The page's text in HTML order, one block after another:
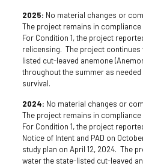
2025: No material changes or
The project remains in compliance
For Condition 1, the project
relicensing. The project
listed cut-leaved anemone
throughout the summer as
survival.
2024: No material changes or
The project remains in compliance
For Condition 1, the project
Notice of Intent and PAD on
study plan on April 12, 2024. The
water the state-listed cut-leaved